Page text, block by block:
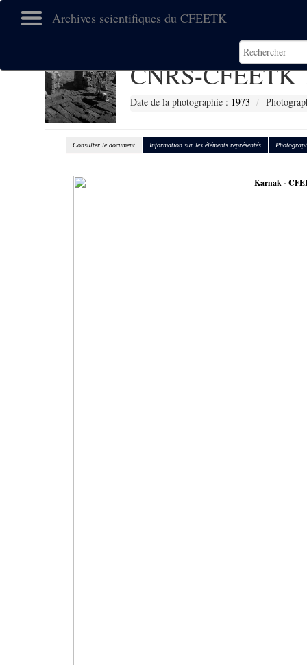
Archives scientifiques du CFEETK
CNRS-CFEETK
Date de la photographie : 1973
Consulter le document Information sur les éléments représentés